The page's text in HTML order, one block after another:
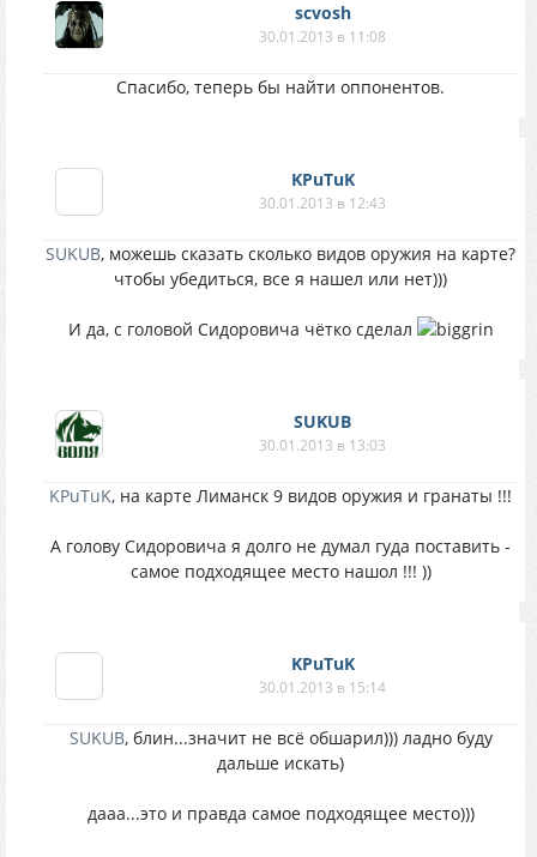
scvosh
30.01.2013 в 11:08
Спасибо, теперь бы найти оппонентов.
KPuTuK
30.01.2013 в 12:43
SUKUB, можешь сказать сколько видов оружия на карте?
чтобы убедиться, все я нашел или нет)))
И да, с головой Сидоровича чётко сделал
SUKUB
30.01.2013 в 13:03
KPuTuK, на карте Лиманск 9 видов оружия и гранаты !!!
А голову Сидоровича я долго не думал гуда поставить -
самое подходящее место нашол !!! ))
KPuTuK
30.01.2013 в 15:14
SUKUB, блин...значит не всё обшарил))) ладно буду
дальше искать)
дааа...это и правда самое подходящее место)))